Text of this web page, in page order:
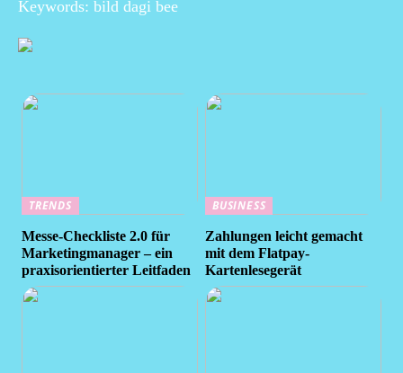
Keywords: bild dagi bee
TRENDS
Messe-Checkliste 2.0 für
Marketingmanager – ein
praxisorientierter Leitfaden
BUSINESS
Zahlungen leicht gemacht
mit dem Flatpay-
Kartenlesegerät